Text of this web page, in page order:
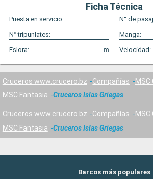
Ficha Técnica
Puesta en servicio:
N° de
N° tripunlates:
Manga:
Eslora:
m Velocidad:
Cruceros www.crucero.bz Compañías
MSC Fantasia
Cruceros Islas Griegas
Cruceros www.crucero.bz Compañías
MSC Fantasia
Cruceros Islas Griegas
Barcos más populares